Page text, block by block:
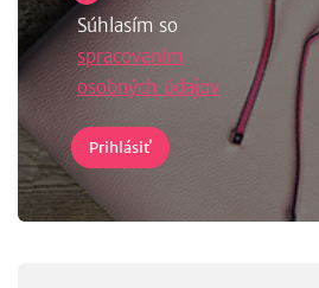
Súhlasím so
spracovaním
osobných údajov